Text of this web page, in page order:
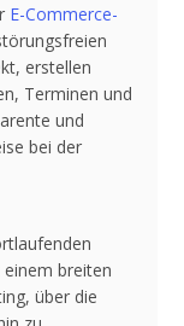
E-Commerce-
erstellen
Terminen und
und
bei der
breiten
über die